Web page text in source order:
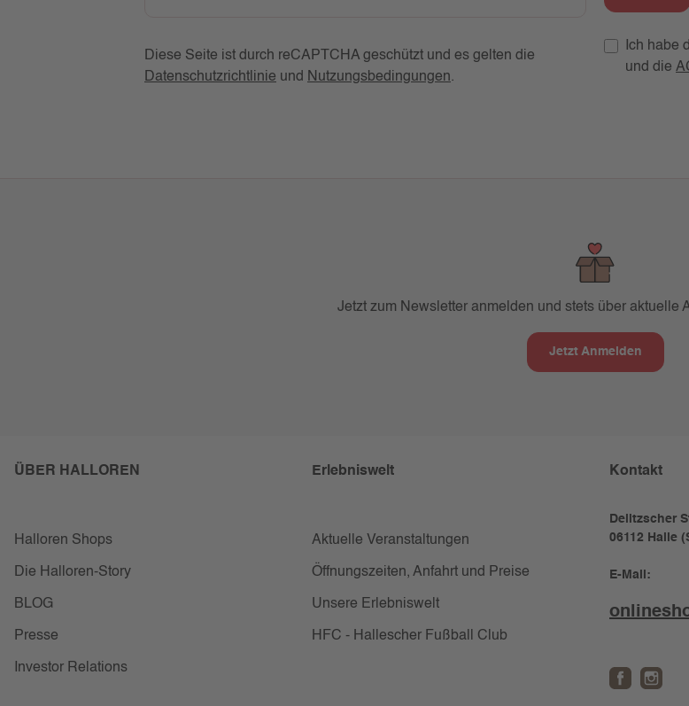
Diese Seite ist durch reCAPTCHA geschützt und es gelten die
Datenschutzrichtlinie und Nutzungsbedingungen.
Ich habe
und die
Jetzt zum Newsletter anmelden und stets über aktuelle
Jetzt Anmelden
ÜBER HALLOREN
Halloren Shops
Die Halloren-Story
BLOG
Presse
Investor Relations
Erlebniswelt
Aktuelle Veranstaltungen
Öffnungszeiten, Anfahrt und Preise
Unsere Erlebniswelt
HFC - Hallescher Fußball Club
Kontakt
Delitzscher
06112 Halle
E-Mail: